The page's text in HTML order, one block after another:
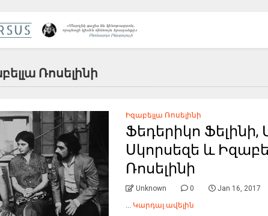
Ռոսելինի
Իզաբելլա Ռոսելինի
Ֆեդերիկո
Սկորսեզե և
Ռոսելինի
Unknown 0 Jan 16, 2017
... Կարդալ ավելին